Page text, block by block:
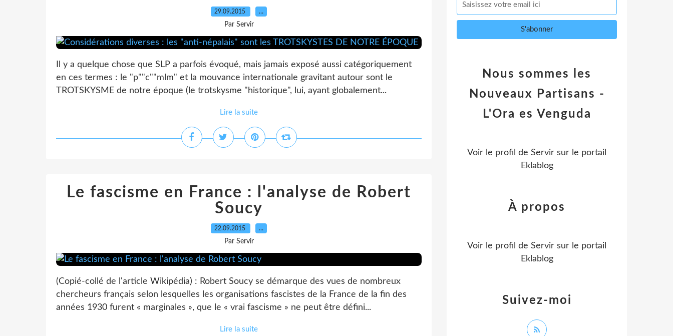
29.09.2015 …
Par Servir
Il y a quelque chose que SLP a parfois évoqué, mais jamais exposé aussi catégoriquement
en ces termes : le "p""c""mlm" et la mouvance internationale gravitant autour sont le
TROTSKYSME de notre époque (le trotskysme "historique", lui, ayant globalement...
Lire la suite
Le fascisme en France : l'analyse de Robert
Soucy
22.09.2015 …
Par Servir
(Copié-collé de l'article Wikipédia) : Robert Soucy se démarque des vues de nombreux
chercheurs français selon lesquelles les organisations fascistes de la France de la fin des
années 1930 furent « marginales », que le « vrai fascisme » ne peut être défini...
Lire la suite
Nous sommes les
Nouveaux Partisans -
L'Ora es Venguda
Voir le profil de Servir sur le portail
Eklablog
Suivez-moi
À propos
Voir le profil de Servir sur le portail
Eklablog